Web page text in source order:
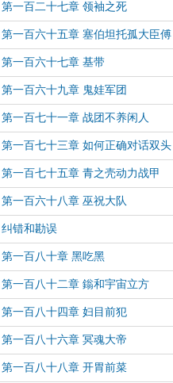
第一百二十七章 领袖之死
第一百六十五章 塞伯坦托孤大臣傅
青海
第一百六十七章 基带
第一百六十九章 鬼娃军团
第一百七十一章 战团不养闲人
第一百七十三章 如何正确对话双头
怪鸟
第一百七十五章 青之壳动力战甲
3.0版本
第一百六十八章 巫祝大队
纠错和勘误
第一百八十章 黑吃黑
第一百八十二章 鎓和宇宙立方
第一百八十四章 妇目前犯
第一百八十六章 冥魂大帝
第一百八十八章 开胃前菜